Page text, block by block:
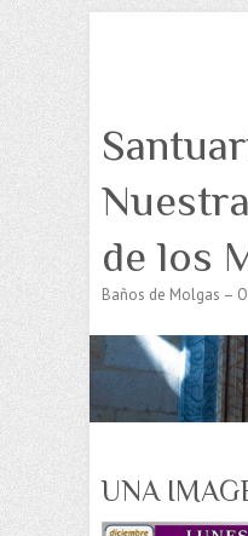
de los
Baños de Molgas –
UNA